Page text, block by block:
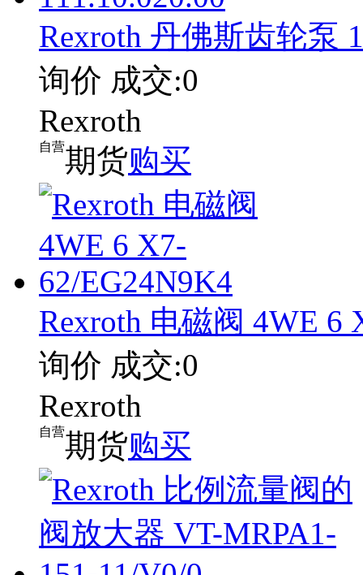
Rexroth 丹佛斯齿轮泵
询价 成交:0
Rexroth
自营期货购买
Rexroth 电磁阀 4WE 6
询价 成交:0
Rexroth
自营期货购买